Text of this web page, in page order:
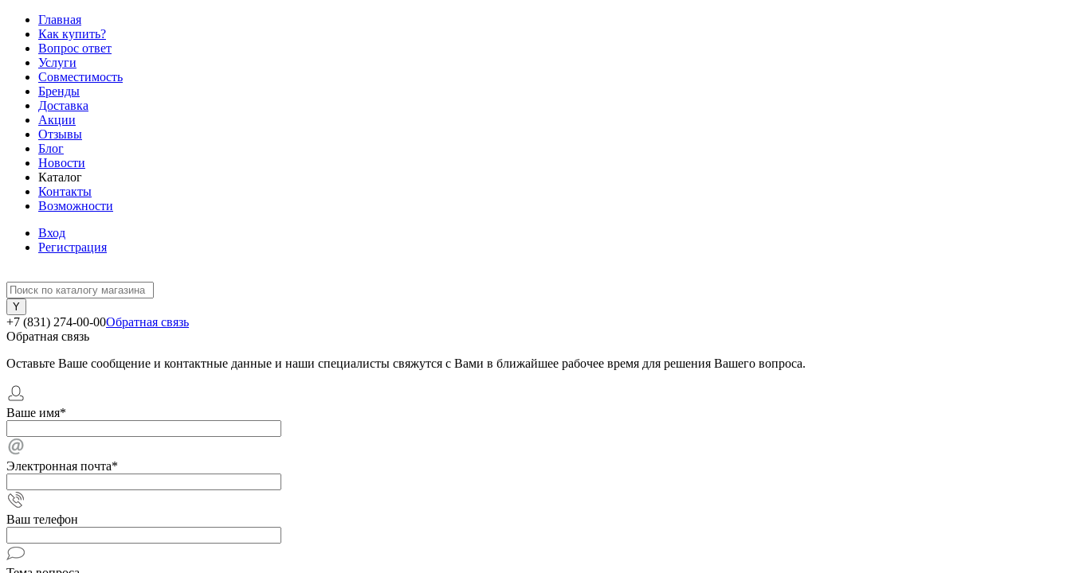
Главная
Как купить?
Вопрос ответ
Услуги
Совместимость
Бренды
Доставка
Акции
Отзывы
Блог
Новости
Каталог
Контакты
Возможности
Вход
Регистрация
+7 (831) 274-00-00Обратная связь
Обратная связь
Оставьте Ваше сообщение и контактные данные и наши специалисты свяжутся с Вами в ближайшее рабочее время для решения Вашего вопроса.
Ваше имя*
Электронная почта*
Ваш телефон